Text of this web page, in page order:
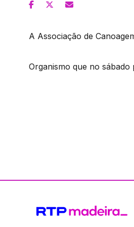
A Associação de
Organismo que no